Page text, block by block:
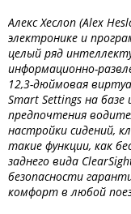
Алекс Хеслоп (Alex
электронике и
целый ряд
информационно-
12,3-дюймовая
Smart Settings на
предпочтения
настройки сидений,
такие функции, как
заднего вида
безопасности
комфорт в любой